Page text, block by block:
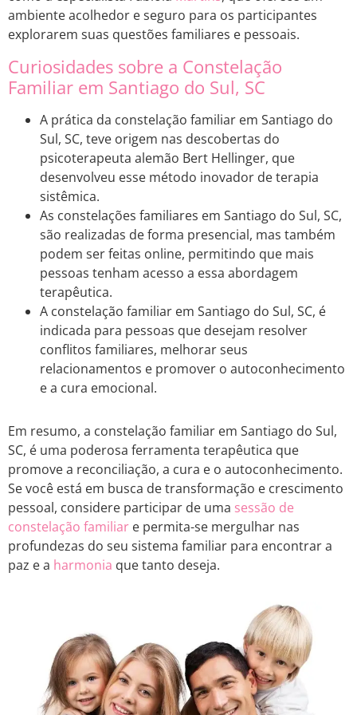
ambiente acolhedor e seguro para os participantes
explorarem suas questões familiares e pessoais.
Curiosidades sobre a Constelação
Familiar em Santiago do Sul, SC
A prática da constelação familiar em Santiago do
Sul, SC, teve origem nas descobertas do
psicoterapeuta alemão Bert Hellinger, que
desenvolveu esse método inovador de terapia
sistêmica.
As constelações familiares em Santiago do Sul, SC,
são realizadas de forma presencial, mas também
podem ser feitas online, permitindo que mais
pessoas tenham acesso a essa abordagem
terapêutica.
A constelação familiar em Santiago do Sul, SC, é
indicada para pessoas que desejam resolver
conflitos familiares, melhorar seus
relacionamentos e promover o autoconhecimento
e a cura emocional.
Em resumo, a constelação familiar em Santiago do Sul,
SC, é uma poderosa ferramenta terapêutica que
promove a reconciliação, a cura e o autoconhecimento.
Se você está em busca de transformação e crescimento
pessoal, considere participar de uma sessão de
constelação familiar e permita-se mergulhar nas
profundezas do seu sistema familiar para encontrar a
paz e a harmonia que tanto deseja.